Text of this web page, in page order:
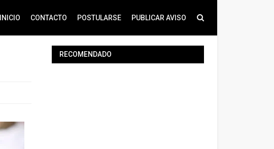
INICIO CONTACTO POSTULARSE PUBLICAR AVISO
RECOMENDADO